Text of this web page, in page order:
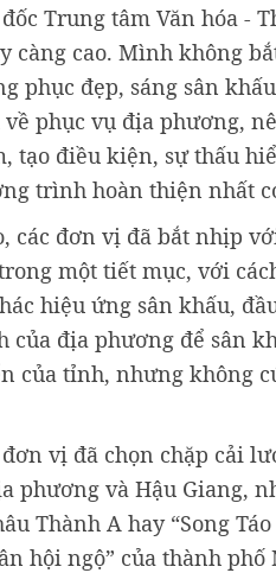
Trung tâm Văn hóa -
càng cao. Mình không
phục đẹp, sáng sân
phục vụ địa phương,
tạo điều kiện, sự thấu
trình hoàn thiện nhất
các đơn vị đã bắt nhịp
một tiết mục, với
hiệu ứng sân khấu,
của địa phương để sân
của tỉnh, nhưng không
vị đã chọn chặp cải
phương và Hậu Giang,
Thành A hay “Song
hội ngộ” của thành